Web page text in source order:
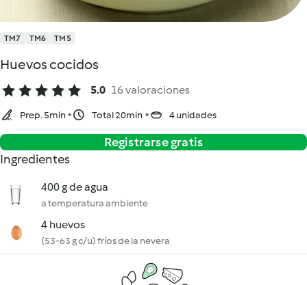
TM7 TM6 TM5
Huevos cocidos
5.0 16 valoraciones
Prep. 5min Total 20min 4 unidades
Registrarse gratis
Ingredientes
400 g de agua
a temperatura ambiente
4 huevos
(53-63 g c/u) fríos de la nevera